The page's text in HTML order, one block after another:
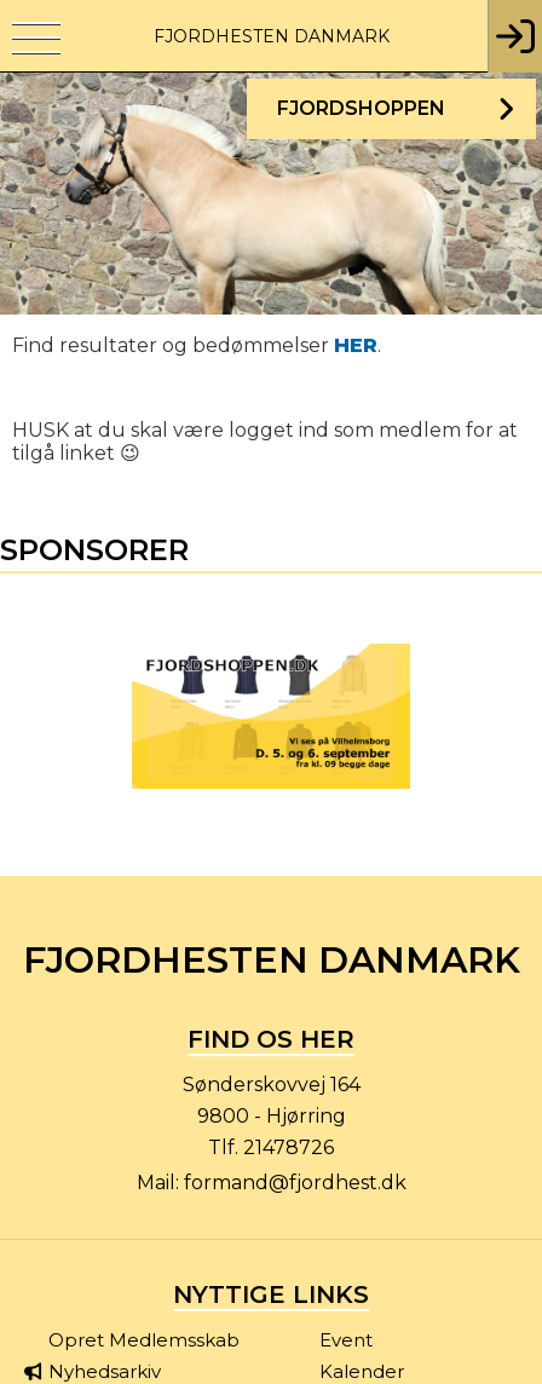
FJORDHESTEN DANMARK
FJORDSHOPPEN
Find resultater og bedømmelser HER.
HUSK at du skal være logget ind som medlem for at
tilgå linket 😉
SPONSORER
FJORDHESTEN DANMARK
FIND OS HER
Sønderskovvej 164
9800 - Hjørring
Tlf. 21478726
Mail: formand@fjordhest.dk
NYTTIGE LINKS
Opret Medlemsskab
Event
Nyhedsarkiv
Kalender